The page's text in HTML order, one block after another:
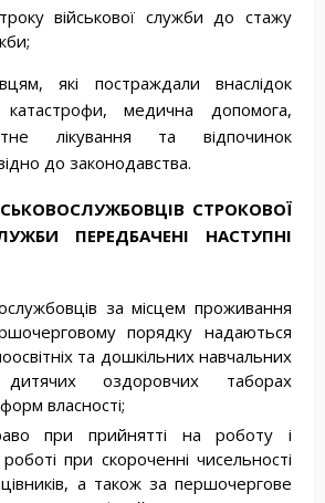
військової служби до стажу
які постраждали внаслідок
катастрофи, медична допомога,
лікування та відпочинок
до законодавства.
СТРОКОВОЇ
ПЕРЕДБАЧЕНІ
НАСТУПНІ
за місцем проживання
порядку надаються
та дошкільних навчальних
оздоровчих таборах
власності;
при прийнятті на роботу і
при скороченні чисельності
а також за першочергове